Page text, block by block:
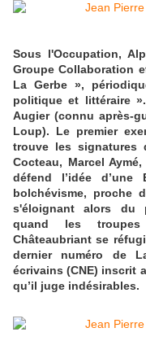
Sous l'Occupation,
Groupe Collaboration
La Gerbe »,
politique et littéraire
Augier (connu après-
Loup). Le premier
trouve les signatures
Cocteau, Marcel
défend l’idée d’une
bolchévisme, proche
s'éloignant alors du
quand les
Châteaubriant se
dernier numéro de
écrivains (CNE) inscrit
qu’il juge indésirables.